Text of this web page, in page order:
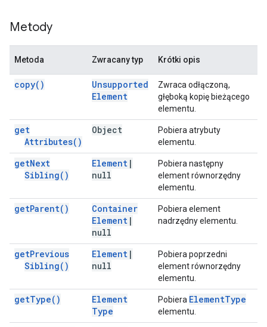
Metody
Metoda Zwracany typ Krótki opis
copy( )
Unsupported
Element
Zwraca odłączoną,
głęboką kopię bieżącego
elementu.
get
Attributes( )
Object
Pobiera atrybuty
elementu.
getNext
Sibling( )
Element |
null
Pobiera następny
element równorzędny
elementu.
getParent( )
Container
Element |
null
Pobiera element
nadrzędny elementu.
getPrevious
Sibling( )
Element |
null
Pobiera poprzedni
element równorzędny
elementu.
getType( )
Element
Type
Pobiera ElementType
elementu.